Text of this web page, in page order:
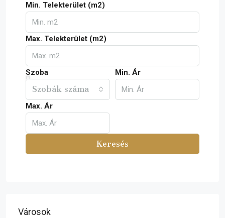
Min. Telekterület (m2)
Max. Telekterület (m2)
Szoba
Szobák száma
Min. Ár
Max. Ár
Keresés
Városok